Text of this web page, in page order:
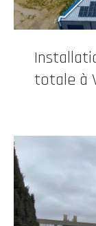
totale à